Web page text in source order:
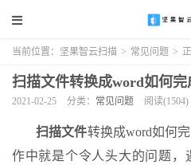
当前位置： 坚果智云扫描 > 常见问题 >
扫描文件转换成word如何完
2021-02-25 分类： 常见问题 阅读(1504)
扫描文件转换成word如何
作中就是个令人头大的问题，